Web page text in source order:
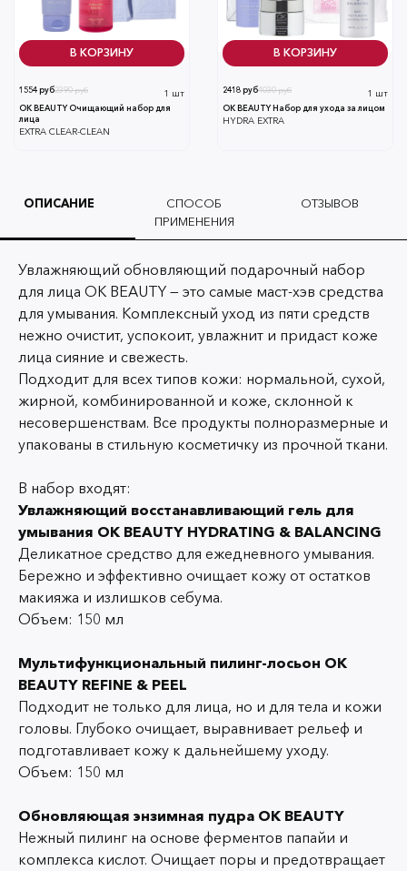
В КОРЗИНУ
2390 руб
1554 руб 1 шт
OK BEAUTY Очищающий набор для
лица
EXTRA CLEAR-CLEAN
В КОРЗИНУ
4030 руб
2418 руб 1 шт
OK BEAUTY Набор для ухода за лицом
HYDRA EXTRA
ОПИСАНИЕ
СПОСОБ
ПРИМЕНЕНИЯ
ОТЗЫВОВ
Увлажняющий обновляющий подарочный набор
для лица OK BEAUTY — это самые маст-хэв средства
для умывания. Комплексный уход из пяти средств
нежно очистит, успокоит, увлажнит и придаст коже
лица сияние и свежесть.
Подходит для всех типов кожи: нормальной, сухой,
жирной, комбинированной и коже, склонной к
несовершенствам. Все продукты полноразмерные и
упакованы в стильную косметичку из прочной ткани.
В набор входят:
Увлажняющий восстанавливающий гель для
умывания OK BEAUTY HYDRATING & BALANCING
Деликатное средство для ежедневного умывания.
Бережно и эффективно очищает кожу от остатков
макияжа и излишков себума.
Объем: 150 мл
Мультифункциональный пилинг-лосьон OK
BEAUTY REFINE & PEEL
Подходит не только для лица, но и для тела и кожи
головы. Глубоко очищает, выравнивает рельеф и
подготавливает кожу к дальнейшему уходу.
Объем: 150 мл
Обновляющая энзимная пудра OK BEAUTY
Нежный пилинг на основе ферментов папайи и
комплекса кислот. Очищает поры и предотвращает